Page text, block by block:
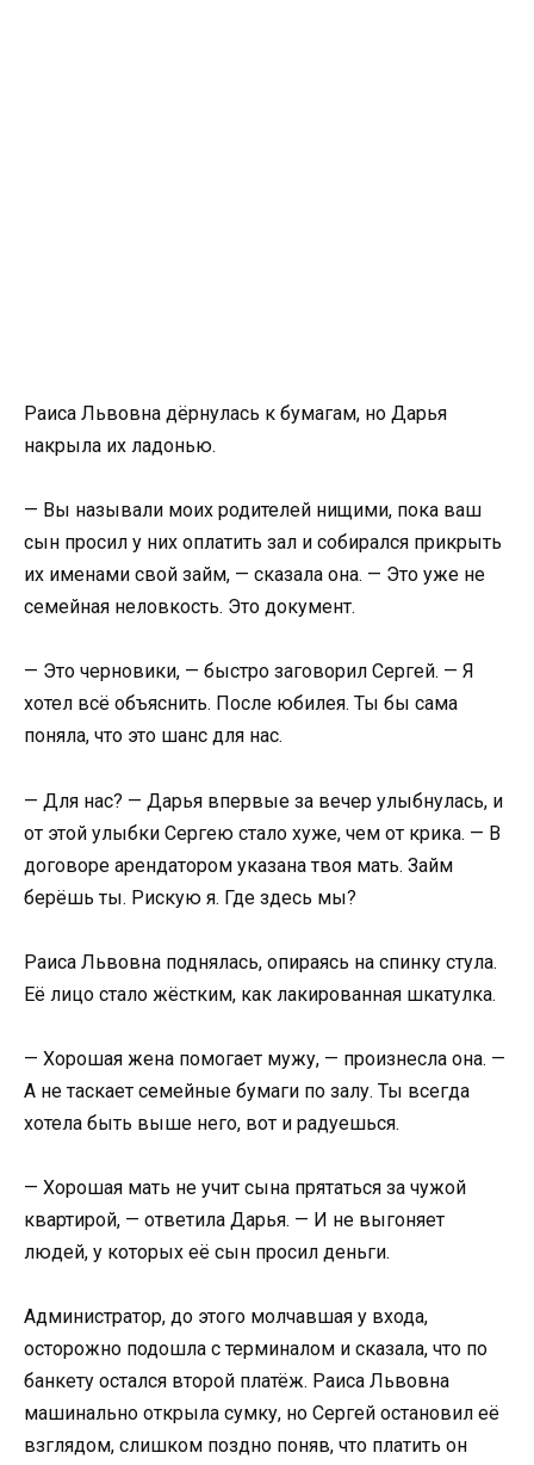
Раиса Львовна дёрнулась к бумагам, но Дарья
накрыла их ладонью.
— Вы называли моих родителей нищими, пока ваш
сын просил у них оплатить зал и собирался прикрыть
их именами свой займ, — сказала она. — Это уже не
семейная неловкость. Это документ.
— Это черновики, — быстро заговорил Сергей. — Я
хотел всё объяснить. После юбилея. Ты бы сама
поняла, что это шанс для нас.
— Для нас? — Дарья впервые за вечер улыбнулась, и
от этой улыбки Сергею стало хуже, чем от крика. — В
договоре арендатором указана твоя мать. Займ
берёшь ты. Рискую я. Где здесь мы?
Раиса Львовна поднялась, опираясь на спинку стула.
Её лицо стало жёстким, как лакированная шкатулка.
— Хорошая жена помогает мужу, — произнесла она. —
А не таскает семейные бумаги по залу. Ты всегда
хотела быть выше него, вот и радуешься.
— Хорошая мать не учит сына прятаться за чужой
квартирой, — ответила Дарья. — И не выгоняет
людей, у которых её сын просил деньги.
Администратор, до этого молчавшая у входа,
осторожно подошла с терминалом и сказала, что по
банкету остался второй платёж. Раиса Львовна
машинально открыла сумку, но Сергей остановил её
взглядом, слишком поздно поняв, что платить он